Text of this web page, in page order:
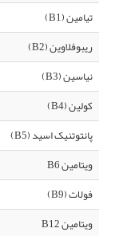
تیامین (B1)
ریبوفلاوین (B2)
نیاسین (B3)
کولین (B4)
پانتوتنیک اسید (B5)
ویتامین B6
فولات (B9)
ویتامین B12